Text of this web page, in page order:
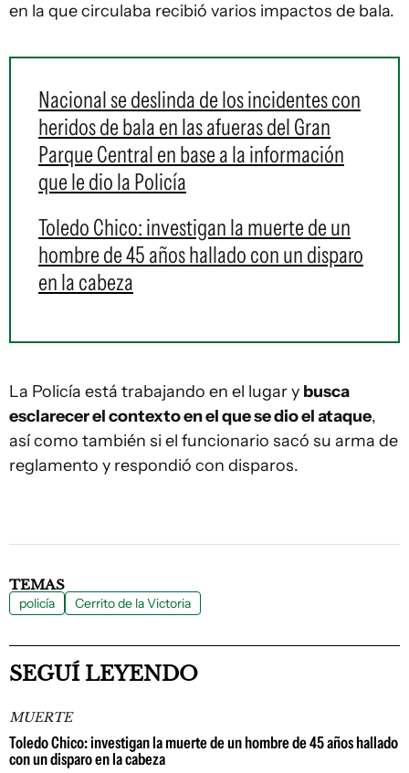
en la que circulaba recibió varios impactos de bala.
Nacional se deslinda de los incidentes con
heridos de bala en las afueras del Gran
Parque Central en base a la información
que le dio la Policía
Toledo Chico: investigan la muerte de un
hombre de 45 años hallado con un disparo
en la cabeza
La Policía está trabajando en el lugar y busca
esclarecer el contexto en el que se dio el ataque,
así como también si el funcionario sacó su arma de
reglamento y respondió con disparos.
TEMAS
policía Cerrito de la Victoria
SEGUÍ LEYENDO
MUERTE
Toledo Chico: investigan la muerte de un hombre de 45 años hallado
con un disparo en la cabeza